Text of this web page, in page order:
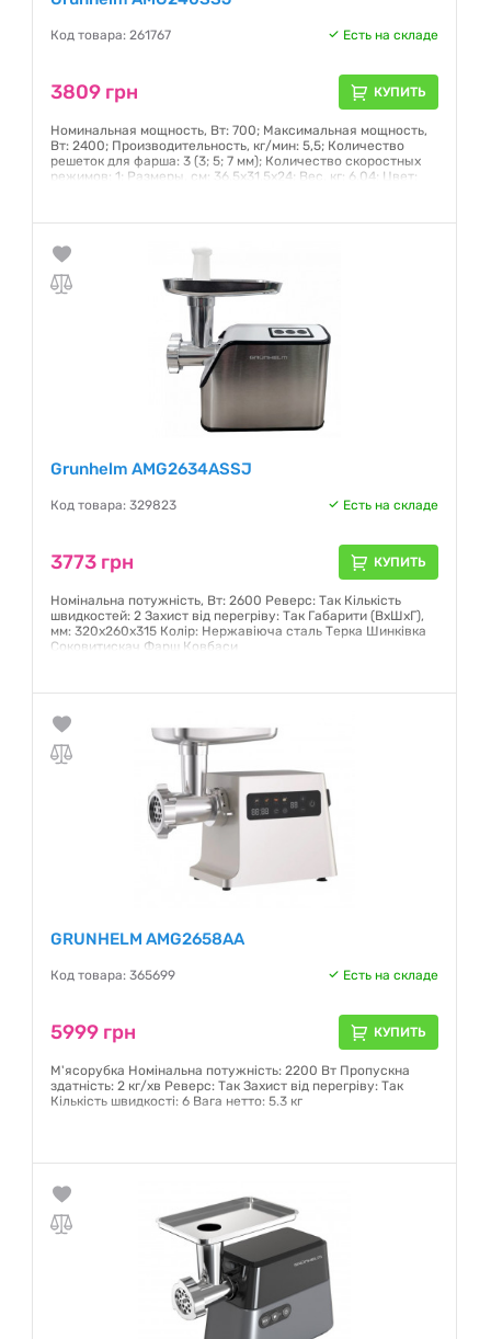
Код товара: 261767 Есть на складе
3809 грн КУПИТЬ
Номинальная мощность, Вт: 700; Максимальная мощность,
Вт: 2400; Производительность, кг/мин: 5,5; Количество
решеток для фарша: 3 (3; 5; 7 мм); Количество скоростных
режимов: 1; Размеры, см: 36,5х31,5х24; Вес, кг: 6,04; Цвет:
Grunhelm AMG2634ASSJ
Код товара: 329823 Есть на складе
3773 грн КУПИТЬ
Номінальна потужність, Вт: 2600 Реверс: Так Кількість
швидкостей: 2 Захист від перегріву: Так Габарити (ВхШхГ),
мм: 320х260х315 Колір: Нержавіюча сталь Терка Шинківка
Соковитискач Фарш Ковбаси
GRUNHELM AMG2658AA
Код товара: 365699 Есть на складе
5999 грн КУПИТЬ
М'ясорубка Номінальна потужність: 2200 Вт Пропускна
здатність: 2 кг/хв Реверс: Так Захист від перегріву: Так
Кількість швидкості: 6 Вага нетто: 5.3 кг